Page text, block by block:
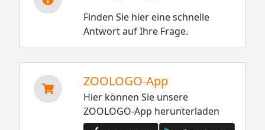
Finden Sie hier eine schnelle
Antwort auf Ihre Frage.
ZOOLOGO-App
Hier können Sie unsere
ZOOLOGO-App herunterladen